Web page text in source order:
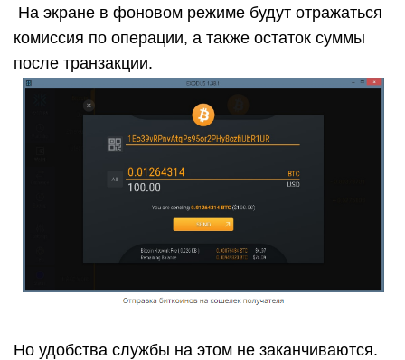
На экране в фоновом режиме будут отражаться
комиссия по операции, а также остаток суммы
после транзакции.
Но удобства службы на этом не заканчиваются.